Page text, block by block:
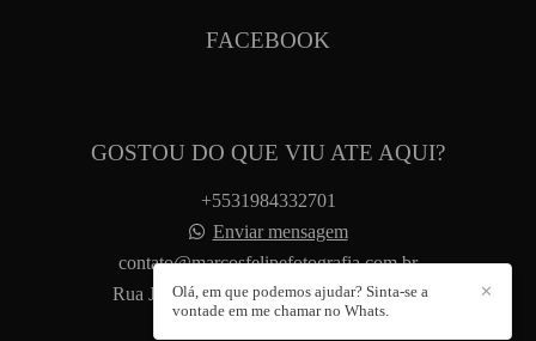
FACEBOOK
GOSTOU DO QUE VIU ATE AQUI?
+5531984332701
Enviar mensagem
contato@marcosfelipefotografia.com.br
Rua José Paulo Souza, 88 - Santa Helena
✕
Olá, em que podemos ajudar? Sinta-se a
vontade em me chamar no Whats.